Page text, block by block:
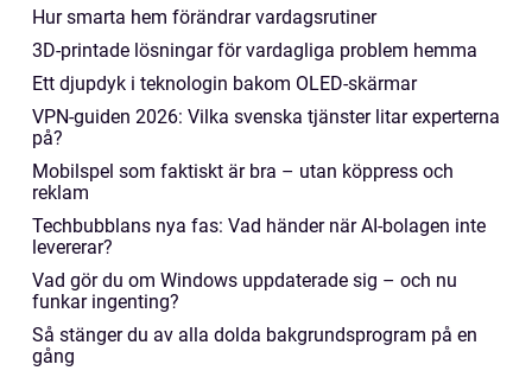
Hur smarta hem förändrar vardagsrutiner
3D-printade lösningar för vardagliga problem hemma
Ett djupdyk i teknologin bakom OLED-skärmar
VPN-guiden 2026: Vilka svenska tjänster litar experterna
på?
Mobilspel som faktiskt är bra – utan köppress och
reklam
Techbubblans nya fas: Vad händer när AI-bolagen inte
levererar?
Vad gör du om Windows uppdaterade sig – och nu
funkar ingenting?
Så stänger du av alla dolda bakgrundsprogram på en
gång